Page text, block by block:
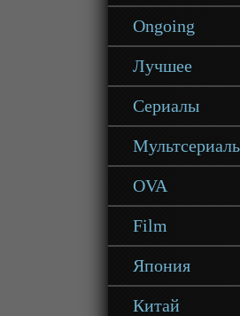
Ongoing
Лучшее
Сериалы
OVA
Film
Япония
Китай